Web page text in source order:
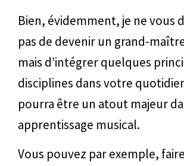
Bien, évidemment, je ne vous
pas de devenir un grand-
mais d’intégrer quelques
disciplines dans votre
pourra être un atout majeur
apprentissage musical.
Vous pouvez par exemple,